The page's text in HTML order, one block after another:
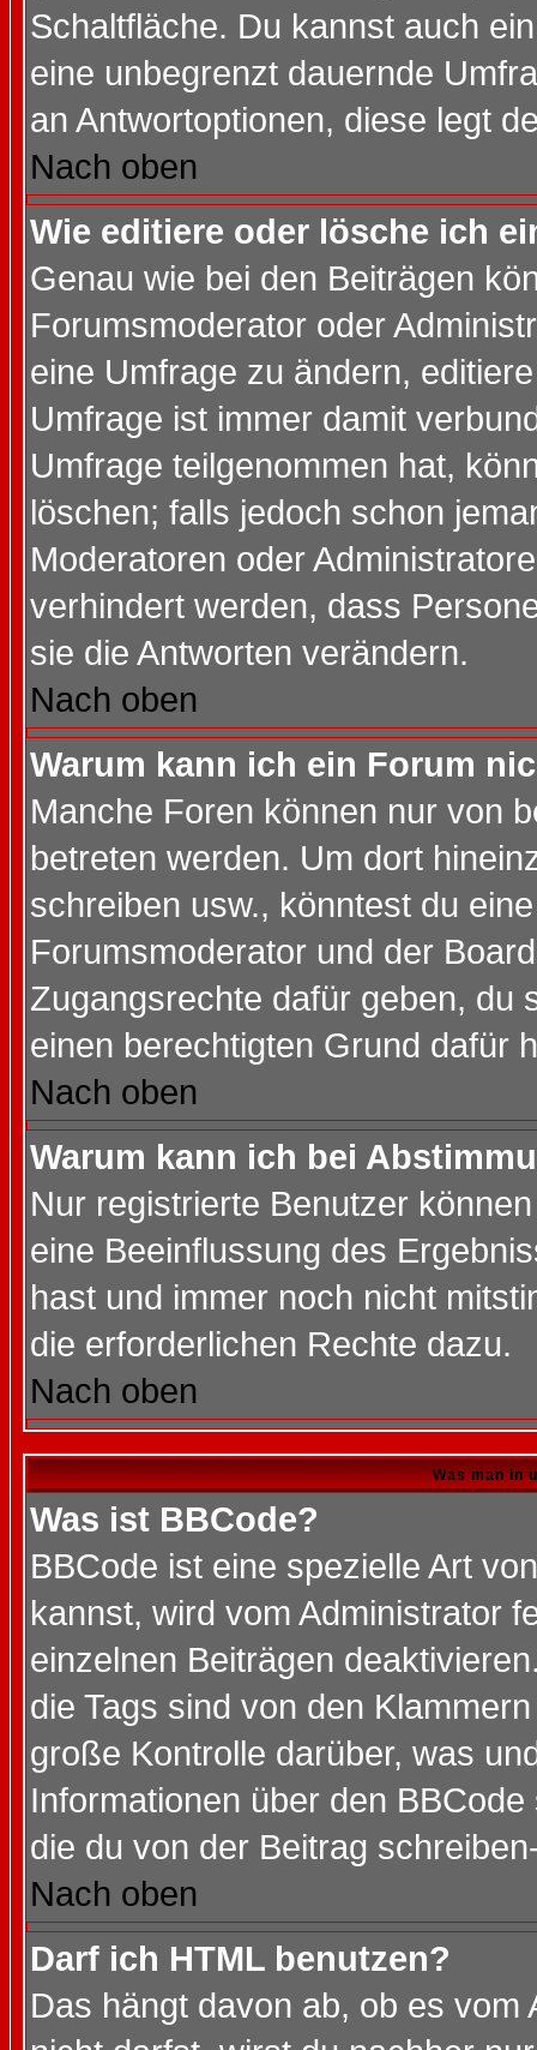
Schaltfläche. Du kannst auch
eine unbegrenzt dauernde
an Antwortoptionen, diese legt
Nach oben
Wie editiere oder lösche ich
Genau wie bei den Beiträgen
Forumsmoderator oder
eine Umfrage zu ändern,
Umfrage ist immer damit
Umfrage teilgenommen hat,
löschen; falls jedoch schon
Moderatoren oder
verhindert werden, dass
sie die Antworten verändern.
Nach oben
Warum kann ich ein Forum
Manche Foren können nur von
betreten werden. Um dort
schreiben usw., könntest du
Forumsmoderator und der
Zugangsrechte dafür geben, du
einen berechtigten Grund dafür
Nach oben
Warum kann ich bei
Nur registrierte Benutzer
eine Beeinflussung des
hast und immer noch nicht
die erforderlichen Rechte dazu.
Nach oben
Was man in
Was ist BBCode?
BBCode ist eine spezielle Art
kannst, wird vom Administrator
einzelnen Beiträgen
die Tags sind von den
große Kontrolle darüber, was
Informationen über den
die du von der Beitrag
Nach oben
Darf ich HTML benutzen?
Das hängt davon ab, ob es